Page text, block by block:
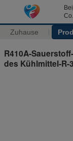
Zuhause
R410A-
des Kühlmittel-R-